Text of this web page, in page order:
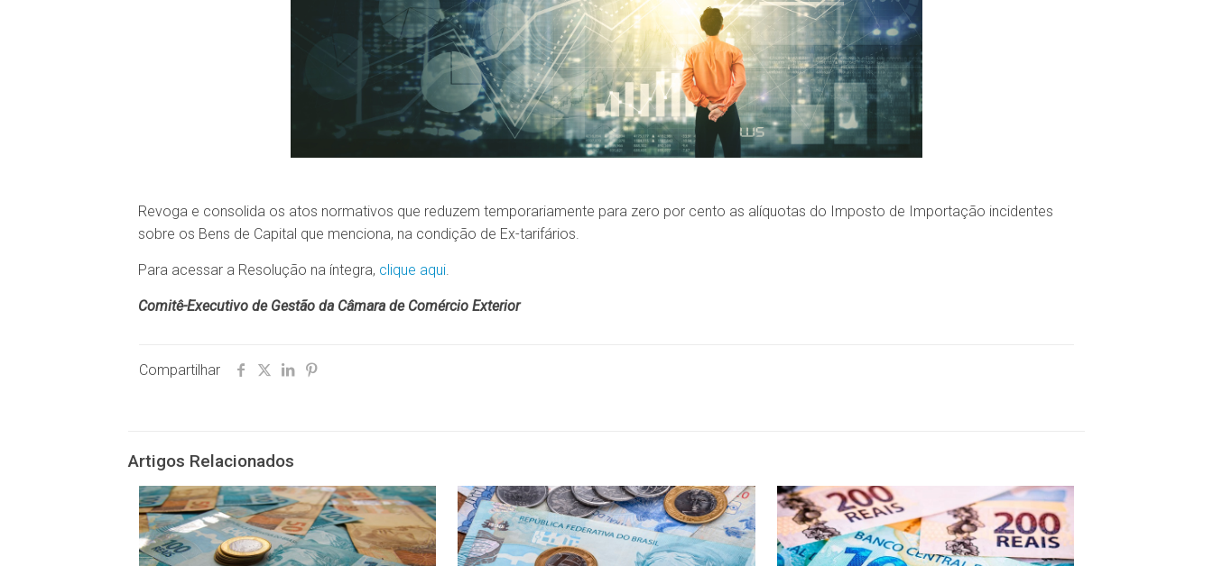
Revoga e consolida os atos normativos que reduzem temporariamente para zero por cento as alíquotas do Imposto de Importação incidentes
sobre os Bens de Capital que menciona, na condição de Ex-tarifários.
Para acessar a Resolução na íntegra, clique aqui.
Comitê-Executivo de Gestão da Câmara de Comércio Exterior
Compartilhar
Artigos Relacionados